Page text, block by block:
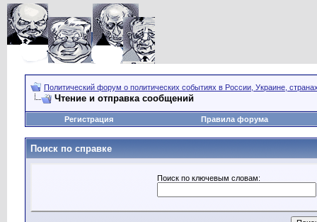
Политический форум о политических событиях в России, Украине,
Чтение и отправка сообщений
Регистрация Правила форума
Поиск по справке
Поиск по ключевым словам: